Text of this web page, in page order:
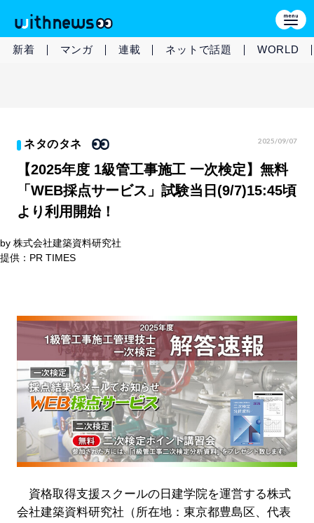
新着 マンガ 連載 ネットで話題 WORLD
ネタのタネ 2025/09/07
【2025年度 1級管工事施工 一次検定】無料
「WEB採点サービス」試験当日(9/7)15:45頃
より利用開始！
by 株式会社建築資料研究社
提供：PR TIMES
資格取得支援スクールの日建学院を運営する株式
会社建築資料研究社（所在地：東京都豊島区、代表